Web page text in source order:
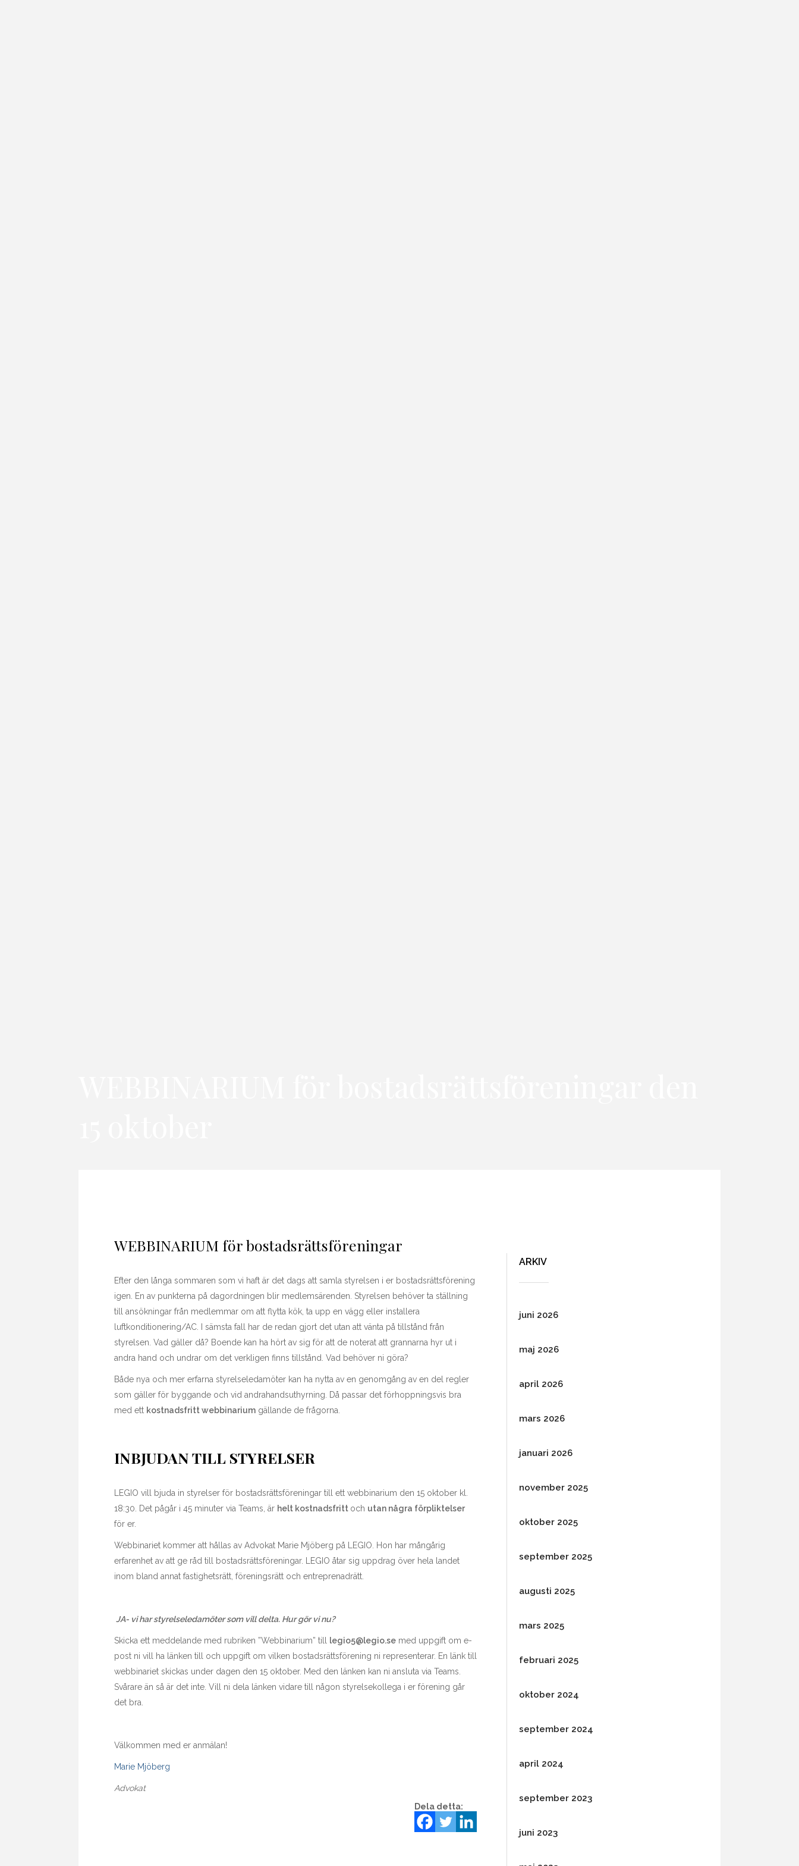
WEBBINARIUM för bostadsrättsföreningar
Efter den långa sommaren som vi haft är det dags att samla styrelsen i er bostadsrättsförening
igen. En av punkterna på dagordningen blir medlemsärenden. Styrelsen behöver ta ställning
till ansökningar från medlemmar om att flytta kök, ta upp en vägg eller installera
luftkonditionering/AC. I sämsta fall har de redan gjort det utan att vänta på tillstånd från
styrelsen. Vad gäller då? Boende kan ha hört av sig för att de noterat att grannarna hyr ut i
andra hand och undrar om det verkligen finns tillstånd. Vad behöver ni göra?
Både nya och mer erfarna styrelseledamöter kan ha nytta av en genomgång av en del regler
som gäller för byggande och vid andrahandsuthyrning. Då passar det förhoppningsvis bra
med ett kostnadsfritt webbinarium gällande de frågorna.
INBJUDAN TILL STYRELSER
LEGIO vill bjuda in styrelser för bostadsrättsföreningar till ett webbinarium den 15 oktober kl.
18:30. Det pågår i 45 minuter via Teams, är helt kostnadsfritt och utan några förpliktelser
för er.
Webbinariet kommer att hållas av Advokat Marie Mjöberg på LEGIO. Hon har mångårig
erfarenhet av att ge råd till bostadsrättsföreningar. LEGIO åtar sig uppdrag över hela landet
inom bland annat fastighetsrätt, föreningsrätt och entreprenadrätt.
JA- vi har styrelseledamöter som vill delta. Hur gör vi nu?
Skicka ett meddelande med rubriken ”Webbinarium” till legio5@legio.se med uppgift om e-
post ni vill ha länken till och uppgift om vilken bostadsrättsförening ni representerar. En länk till
webbinariet skickas under dagen den 15 oktober. Med den länken kan ni ansluta via Teams.
Svårare än så är det inte. Vill ni dela länken vidare till någon styrelsekollega i er förening går
det bra.
Välkommen med er anmälan!
Marie Mjöberg
Advokat
Dela detta:
ARKIV
juni 2026
maj 2026
april 2026
mars 2026
januari 2026
november 2025
oktober 2025
september 2025
augusti 2025
mars 2025
februari 2025
oktober 2024
september 2024
april 2024
september 2023
juni 2023